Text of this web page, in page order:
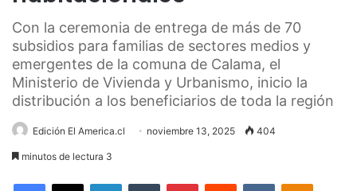
Con la ceremonia de entrega de más de 70
subsidios para familias de sectores medios y
emergentes de la comuna de Calama, el
Ministerio de Vivienda y Urbanismo, inicio la
distribución a los beneficiarios de toda la región
Edición El America.cl noviembre 13, 2025 404
minutos de lectura 3
Facebook
X LinkedInTumblr PinterestReddit VKontakte